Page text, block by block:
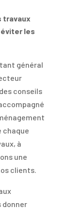
travaux
éviter les
général
conseils
chaque
à
une
clients.
donner